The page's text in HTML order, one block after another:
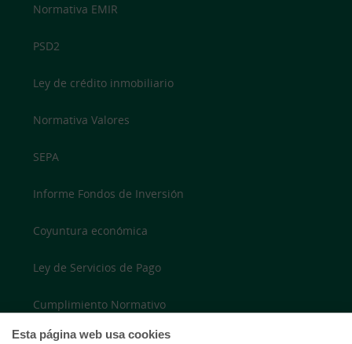
Esta página web usa cookies
Normativa EMIR
PSD2
Ley de crédito inmobiliario
Normativa Valores
SEPA
Informe Fondos de Inversión
Coyuntura económica
Ley de Servicios de Pago
Cumplimiento Normativo